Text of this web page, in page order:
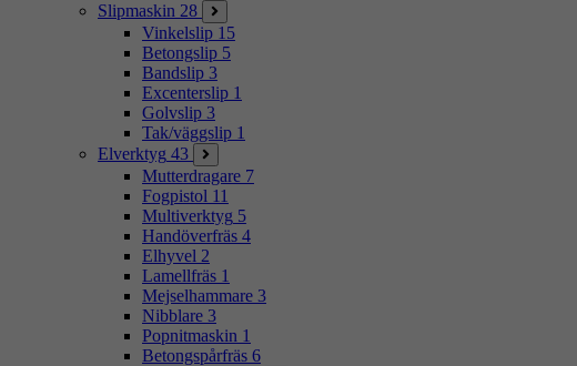
Slipmaskin 28
Vinkelslip 15
Betongslip 5
Bandslip 3
Excenterslip 1
Golvslip 3
Tak/väggslip 1
Elverktyg 43
Mutterdragare 7
Fogpistol 11
Multiverktyg 5
Handöverfräs 4
Elhyvel 2
Lamellfräs 1
Mejselhammare 3
Nibblare 3
Popnitmaskin 1
Betongspårfräs 6